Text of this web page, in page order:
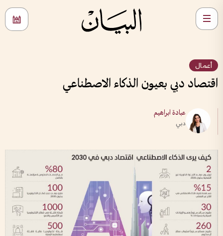
أعمال
اقتصاد دبي بعيون الذكاء الاصطناعي
عبادة ابراهيم
دبي